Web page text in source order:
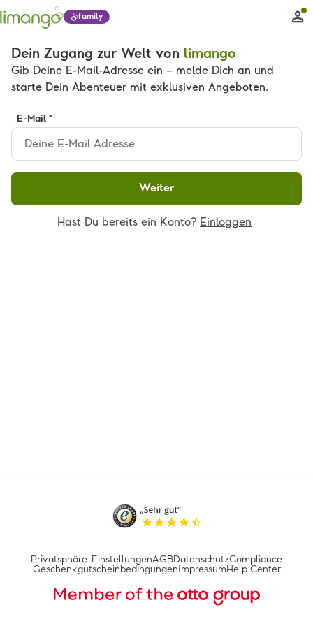
family
Dein Zugang zur Welt von limango
Gib Deine E-Mail-Adresse ein – melde Dich an und
starte Dein Abenteuer mit exklusiven Angeboten.
E-Mail *
Weiter
Hast Du bereits ein Konto? Einloggen
Privatsphäre-EinstellungenAGBDatenschutzCompliance
Geschenkgutscheinbedingungen Impressum Help Center